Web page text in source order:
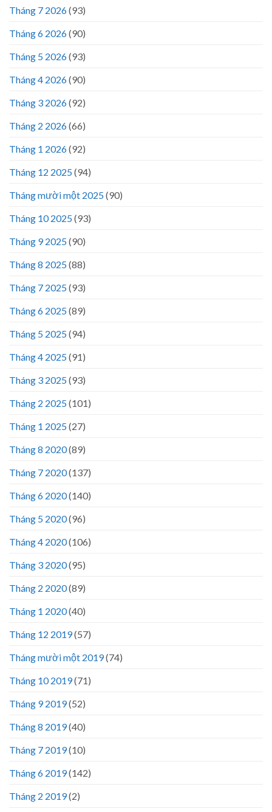
Tháng 7 2026(93)
Tháng 6 2026(90)
Tháng 5 2026(93)
Tháng 4 2026(90)
Tháng 3 2026(92)
Tháng 2 2026(66)
Tháng 1 2026(92)
Tháng 12 2025(94)
Tháng mười một 2025(90)
Tháng 10 2025(93)
Tháng 9 2025(90)
Tháng 8 2025(88)
Tháng 7 2025(93)
Tháng 6 2025(89)
Tháng 5 2025(94)
Tháng 4 2025(91)
Tháng 3 2025(93)
Tháng 2 2025(101)
Tháng 1 2025(27)
Tháng 8 2020(89)
Tháng 7 2020(137)
Tháng 6 2020(140)
Tháng 5 2020(96)
Tháng 4 2020(106)
Tháng 3 2020(95)
Tháng 2 2020(89)
Tháng 1 2020(40)
Tháng 12 2019(57)
Tháng mười một 2019(74)
Tháng 10 2019(71)
Tháng 9 2019(52)
Tháng 8 2019(40)
Tháng 7 2019(10)
Tháng 6 2019(142)
Tháng 2 2019(2)